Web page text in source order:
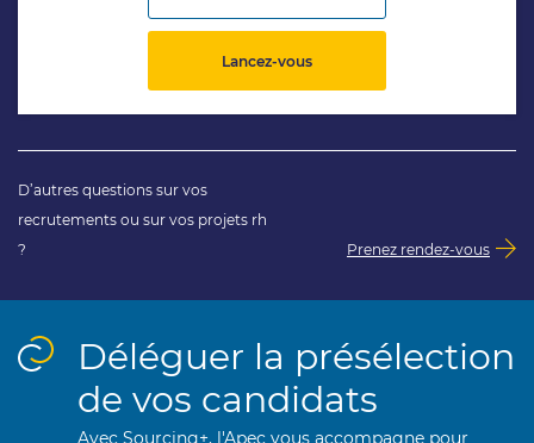
Lancez-vous
D’autres questions sur vos
recrutements ou sur vos projets rh
?
Prenez rendez-vous
Déléguer la présélection
de vos candidats
Avec Sourcing+, l'Apec vous accompagne pour